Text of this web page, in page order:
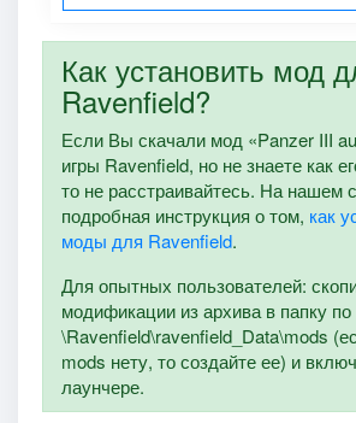
Как установить мод
Ravenfield?
Если Вы скачали мод «Panzer III
игры Ravenfield, но не знаете как
то не расстраивайтесь. На нашем
подробная инструкция о том, как
моды для Ravenfield.
Для опытных пользователей:
модификации из архива в папку по
\Ravenfield\ravenfield_Data\mods
mods нету, то создайте ее) и
лаунчере.